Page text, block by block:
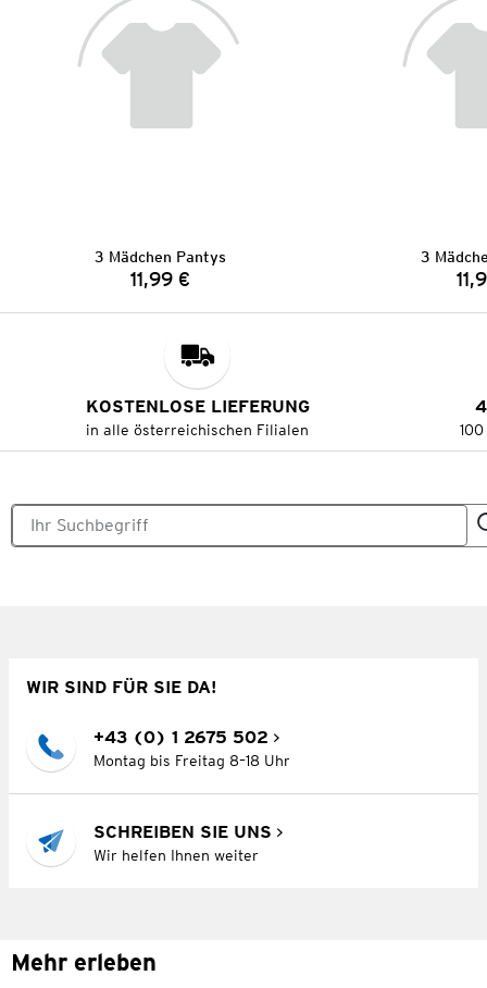
3 Mädchen Pantys
Preis:
11,99 €
3
KOSTENLOSE LIEFERUNG
in alle österreichischen Filialen
WIR SIND FÜR SIE DA!
+43 (0) 1 2675 502
Montag bis Freitag 8–18 Uhr
SCHREIBEN SIE UNS
Wir helfen Ihnen weiter
Mehr erleben